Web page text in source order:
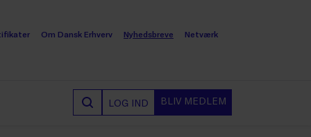
Om Dansk Erhverv Nyhedsbreve Netværk
LOG IND BLIV MEDLEM